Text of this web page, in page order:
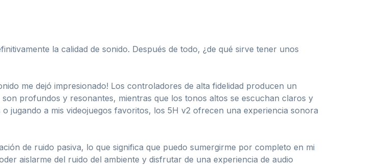
la calidad de sonido. Después de todo, ¿de qué sirve tener unos
me dejó impresionado! Los controladores de alta fidelidad producen un
profundos y resonantes, mientras que los tonos altos se escuchan claros y
jugando a mis videojuegos favoritos, los 5H v2 ofrecen una experiencia sonora
de ruido pasiva, lo que significa que puedo sumergirme por completo en mi
aislarme del ruido del ambiente y disfrutar de una experiencia de audio